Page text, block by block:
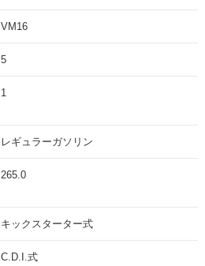
VM16
5
1
レギュラーガソリン
265.0
キックスターター式
C.D.I.式